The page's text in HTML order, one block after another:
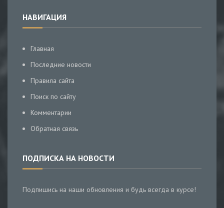
НАВИГАЦИЯ
Главная
Последние новости
Правила сайта
Поиск по сайту
Комментарии
Обратная связь
ПОДПИСКА НА НОВОСТИ
Подпишись на наши обновления и будь всегда в курсе!